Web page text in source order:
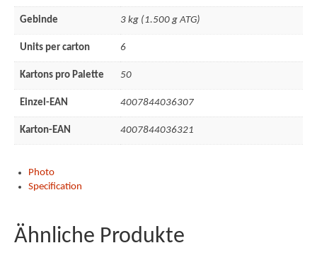
Gebinde 3 kg (1.500 g ATG)
Units per carton 6
Kartons pro Palette 50
Einzel-EAN 4007844036307
Karton-EAN 4007844036321
Photo
Specification
Ähnliche Produkte